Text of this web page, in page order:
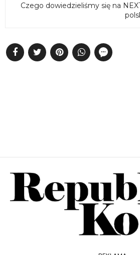
Czego dowiedzieliśmy się na